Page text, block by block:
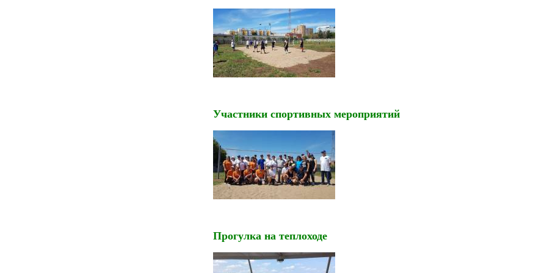
Участники спортивных мероприятий
Прогулка на теплоходе